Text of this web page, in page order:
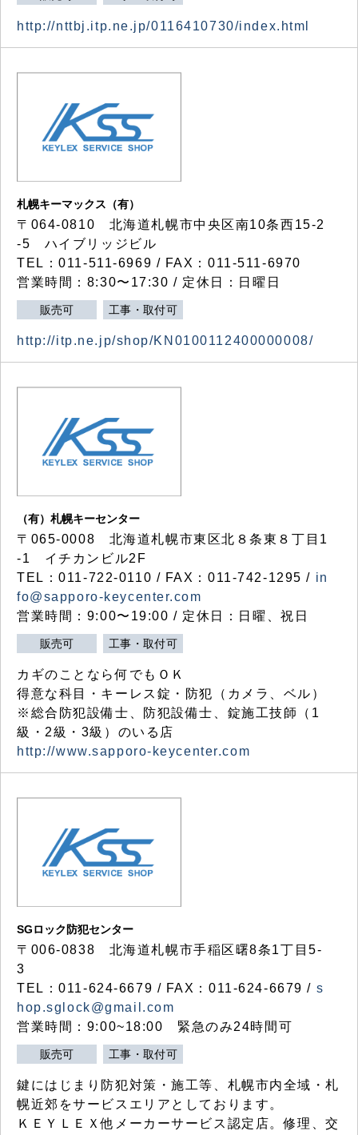
http://nttbj.itp.ne.jp/0116410730/index.html
札幌キーマックス（有）
〒064-0810 北海道札幌市中央区南10条西15-2
-5 ハイブリッジビル
TEL：011-511-6969 / FAX：011-511-6970
営業時間：8:30〜17:30 / 定休日：日曜日
販売可 工事・取付可
http://itp.ne.jp/shop/KN0100112400000008/
（有）札幌キーセンター
〒065-0008 北海道札幌市東区北８条東８丁目1
-1 イチカンビル2F
TEL：011-722-0110 / FAX：011-742-1295 / in
fo@sapporo-keycenter.com
営業時間：9:00〜19:00 / 定休日：日曜、祝日
販売可 工事・取付可
カギのことなら何でもＯＫ
得意な科目・キーレス錠・防犯（カメラ、ベル）
※総合防犯設備士、防犯設備士、錠施工技師（1
級・2級・3級）のいる店
http://www.sapporo-keycenter.com
SGロック防犯センター
〒006-0838 北海道札幌市手稲区曙8条1丁目5-
3
TEL：011-624-6679 / FAX：011-624-6679 / s
hop.sglock@gmail.com
営業時間：9:00~18:00 緊急のみ24時間可
販売可 工事・取付可
鍵にはじまり防犯対策・施工等、札幌市内全域・札
幌近郊をサービスエリアとしております。
ＫＥＹＬＥＸ他メーカーサービス認定店。修理、交